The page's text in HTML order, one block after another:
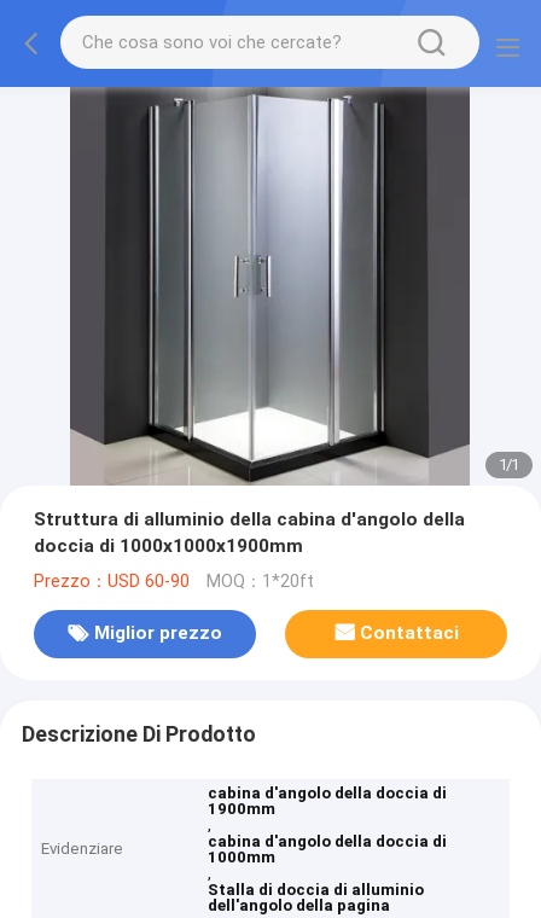
1/1
Struttura di alluminio della cabina d'angolo della
doccia di 1000x1000x1900mm
Prezzo：USD 60-90 MOQ：1*20ft
Miglior prezzo Contattaci
Descrizione Di Prodotto
Evidenziare
cabina d'angolo della doccia di
1900mm
,
cabina d'angolo della doccia di
1000mm
,
Stalla di doccia di alluminio
dell'angolo della pagina